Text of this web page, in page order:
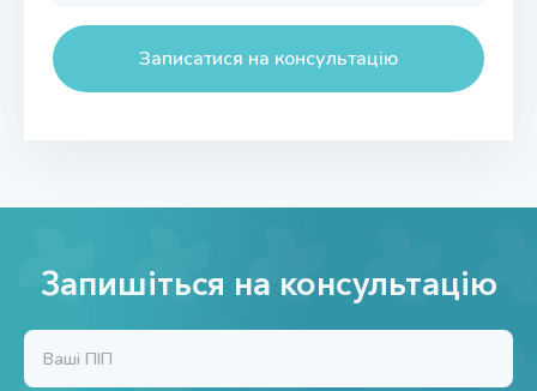
Записатися на консультацію
Запишіться на консультацію